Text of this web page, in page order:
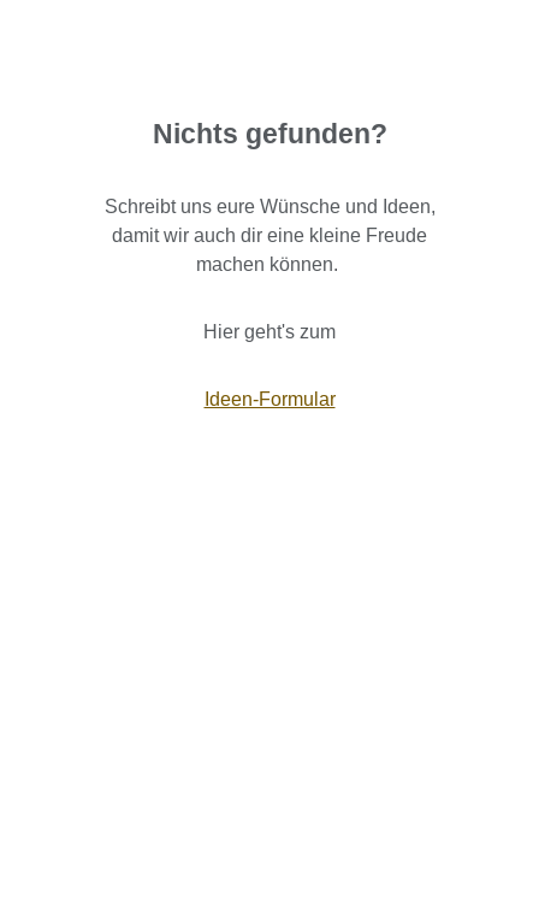
Nichts gefunden?
Schreibt uns eure Wünsche und Ideen,
damit wir auch dir eine kleine Freude
machen können.
Hier geht's zum
Ideen-Formular